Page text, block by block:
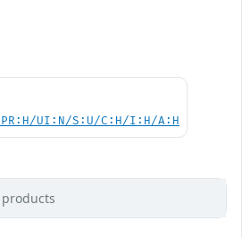
UI:N/S:U/C:H/I:H/A:H